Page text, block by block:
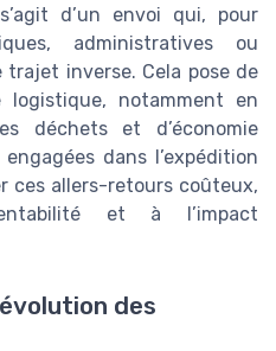
d’un envoi qui, pour
administratives ou
inverse. Cela pose de
notamment en
déchets et d’économie
dans l’expédition
ces allers-retours coûteux,
et à l’impact
des